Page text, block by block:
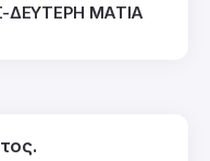
ΔΕΥΤΕΡΗ ΜΑΤΙΑ